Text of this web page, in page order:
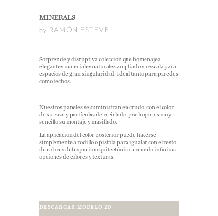
MINERALS
by RAMÓN ESTEVE
Sorprende y disruptiva colección que homenajea
elegantes materiales naturales ampliado su escala para
espacios de gran singularidad. Ideal tanto para paredes
como techos.
Nuestros paneles se suministran en crudo, con el color
de su base y partículas de reciclado, por lo que es muy
sencillo su montaje y masillado.
La aplicación del color posterior puede hacerse
simplemente a rodillo o pistola para igualar con el resto
de colores del espacio arquitectónico, creando infinitas
opciones de colores y texturas.
DESCARGAR MODELO 2D